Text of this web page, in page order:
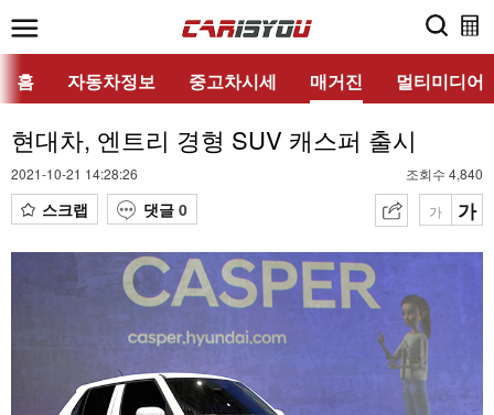
홈 자동차정보 중고차시세 매거진 멀티미디어
현대차, 엔트리 경형 SUV 캐스퍼 출시
2021-10-21 14:28:26 조회수 4,840
스크랩 댓글 0 가 가